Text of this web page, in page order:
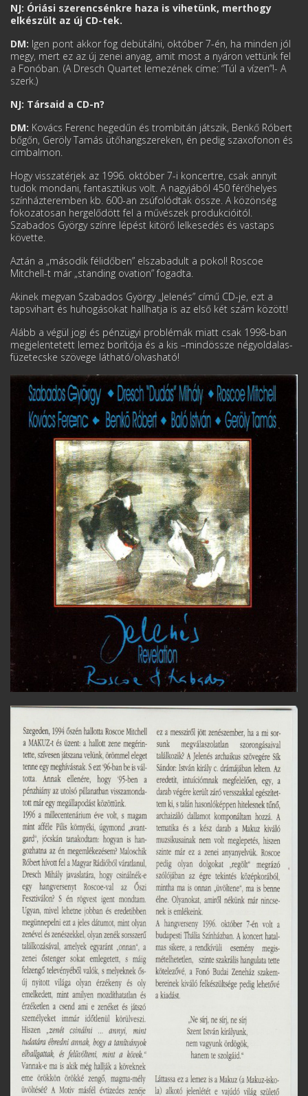
NJ: Óriási szerencsénkre haza is vihetünk, merthogy
elkészült az új CD-tek.
DM: Igen pont akkor fog debütálni, október 7-én, ha minden jól
megy, mert ez az új zenei anyag, amit most a nyáron vettünk fel
a Fonóban. (A Dresch Quartet lemezének címe: “Túl a vízen”!- A
szerk.)
NJ: Társaid a CD-n?
DM: Kovács Ferenc hegedűn és trombitán játszik, Benkő Róbert
bőgőn, Geröly Tamás ütőhangszereken, én pedig szaxofonon és
cimbalmon.
Hogy visszatérjek az 1996. október 7-i koncertre, csak annyit
tudok mondani, fantasztikus volt. A nagyjából 450 férőhelyes
színházteremben kb. 600-an zsúfolódtak össze. A közönség
fokozatosan hergelődött fel a művészek produkcióitól.
Szabados György színre lépést kitörő lelkesedés és vastaps
követte.
Aztán a „második félidőben” elszabadult a pokol! Roscoe
Mitchell-t már „standing ovation” fogadta.
Akinek megvan Szabados György „Jelenés” című CD-je, ezt a
tapsvihart és huhogásokat hallhatja is az első két szám között!
Alább a végül jogi és pénzügyi problémák miatt csak 1998-ban
megjelentetett lemez borítója és a kis –mindössze négyoldalas-
füzetecske szövege látható/olvasható!